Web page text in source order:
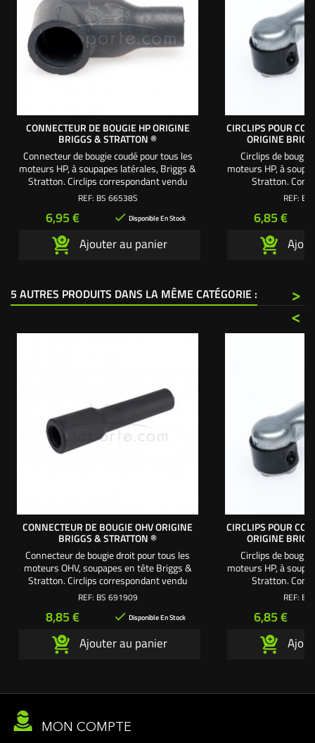
CONNECTEUR DE BOUGIE HP ORIGINE
BRIGGS & STRATTON ®
Connecteur de bougie coudé pour tous les
moteurs HP, à soupapes latérales, Briggs &
Stratton. Circlips correspondant vendu
séparément BS493880
REF: BS 66538S
Prix
6,95 €  Disponible En Stock
Ajouter au panier
CIRCLIPS POUR
ORIGINE
Circlips de
moteurs HP, à
Stratton.
REF:
Prix
6,85 €
5 AUTRES PRODUITS DANS LA MÊME CATÉGORIE :
>
<
CONNECTEUR DE BOUGIE OHV ORIGINE
BRIGGS & STRATTON ®
Connecteur de bougie droit pour tous les
moteurs OHV, soupapes en tête Briggs &
Stratton. Circlips correspondant vendu
séparément BS692424
REF: BS 691909
Prix
8,85 €  Disponible En Stock
Ajouter au panier
CIRCLIPS POUR
ORIGINE
Circlips de
moteurs HP, à
Stratton.
REF:
Prix
6,85 €
MON COMPTE